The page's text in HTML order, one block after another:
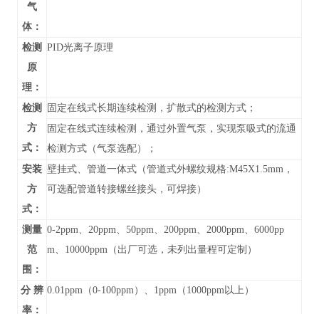
气
体：
检测
原
理：
PID光离子原理
检测
方
式：
固定在线式长期连续检测，扩散式的检测方式；
固定在线式连续检测，通过外置气泵，实现泵吸式的流通
检测方式（气泵选配）；
安装
方
式：
壁挂式、管道一体式（管道式外螺纹规格:M45X1.5mm，
可选配管道转接螺丝接头，可焊接）
测量
范
围：
0-2ppm、20ppm、50ppm、200ppm、2000ppm、6000pp
m、10000ppm （ 出厂可选，未列出量程可定制）
分 辨
率：
0.01ppm（0-100ppm）、1ppm（1000ppm以上）